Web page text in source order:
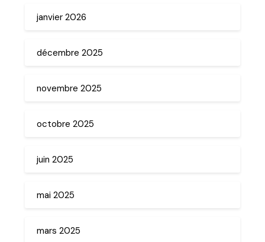
janvier 2026
décembre 2025
novembre 2025
octobre 2025
juin 2025
mai 2025
mars 2025